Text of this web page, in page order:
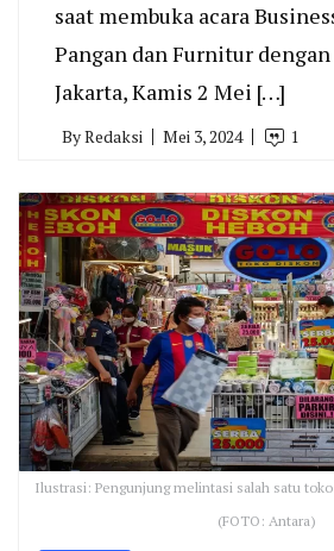
saat membuka acara
Pangan dan Furnitur
Jakarta, Kamis 2 Mei […]
ByRedaksi Mei 3, 2024 1
Ilustrasi: Pengunjung melintasi salah satu toko
(FOTO: Antara)